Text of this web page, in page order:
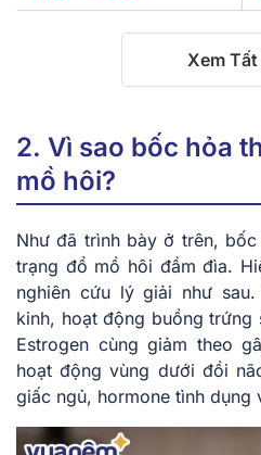
Xem Tất
2. Vì sao bốc hỏa
mồ hôi?
Như đã trình bày ở trên,
trạng đổ mồ hôi đầm đìa.
nghiên cứu lý giải như
kinh, hoạt động buồng trứng
Estrogen cùng giảm theo
hoạt động vùng dưới đồi
giấc ngủ, hormone tình dụng